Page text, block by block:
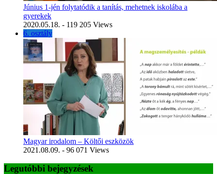
Június 1-jén folytatódik a tanítás, mehetnek iskolába a
gyerekek
2020.05.18. - 119 205 Views
6. osztály
Magyar irodalom – Költői eszközök
2021.08.09. - 96 071 Views
Legutóbbi bejegyzések